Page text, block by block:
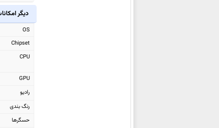
دیگر
OS
Chipset
CPU
GPU
رادیو
رنگ بندی
حسگرها